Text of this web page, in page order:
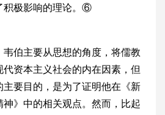
积极影响的理论。⑥
伯主要从思想的角度，将儒教
资本主义社会的内在因素，但
主要目的，是为了证明他在《新
》中的相关观点。然而，比起